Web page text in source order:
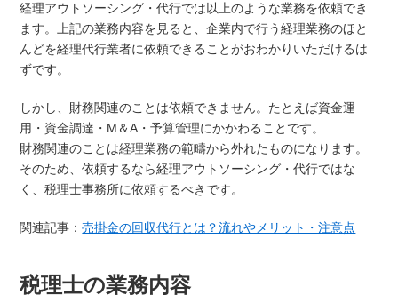
経理アウトソーシング・代行では以上のような業務を依頼でき
ます。上記の業務内容を見ると、企業内で行う経理業務のほと
んどを経理代行業者に依頼できることがおわかりいただけるは
ずです。
しかし、財務関連のことは依頼できません。たとえば資金運
用・資金調達・M＆A・予算管理にかかわることです。
財務関連のことは経理業務の範疇から外れたものになります。
そのため、依頼するなら経理アウトソーシング・代行ではな
く、税理士事務所に依頼するべきです。
関連記事：売掛金の回収代行とは？流れやメリット・注意点
税理士の業務内容